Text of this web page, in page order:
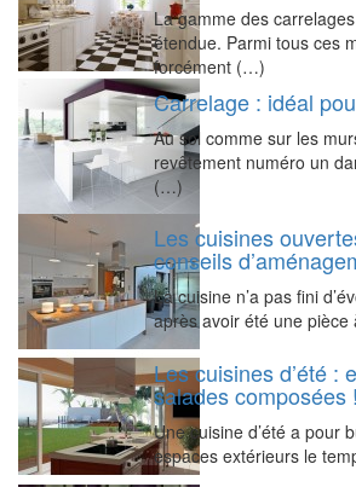
La gamme des
étendue. Parmi tous ces
forcément (…)
Carrelage : idéal
Au sol comme sur les
revêtement numéro un
(…)
Les cuisines
conseils
La cuisine n’a pas fini
après avoir été une
Les cuisines d’été :
salades composées !
Une cuisine d’été a pour
espaces extérieurs le